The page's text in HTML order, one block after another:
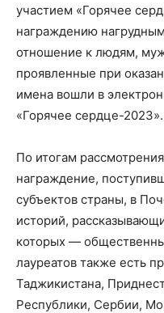
участием «Горячее
награждению
отношение к людям,
проявленные при
имена вошли в
«Горячее сердце-2023».
По итогам
награждение,
субъектов страны, в
историй,
которых —
лауреатов также есть
Таджикистана,
Республики, Сербии,